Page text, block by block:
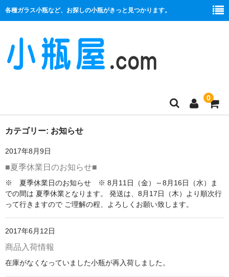
各種ガラス小瓶など、お探しの小瓶がきっと見つかります。
0
商品一覧
絞り口
コルク栓
プラ栓
ストレート
コルク栓
カテゴリー: お知らせ
2017年8月9日
■夏季休業日のお知らせ■
※ 夏季休業日のお知らせ ※ 8月11日（金）～8月16日（水）ま
での間は 夏季休業となります。 発送は、8月17日（木）より順次行
って行きますので ご理解の程、よろしくお願い致します。
2017年6月12日
商品入荷情報
在庫がなくなっていました小瓶が再入荷しました。